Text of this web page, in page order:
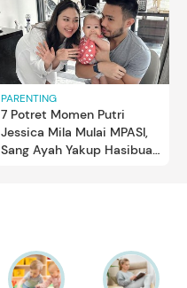
PARENTING
7 Potret Momen Putri
Jessica Mila Mulai MPASI,
Sang Ayah Yakup Hasibuan